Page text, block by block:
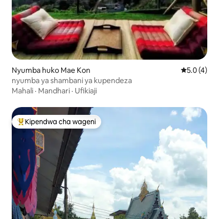
Nyumba huko Mae Kon Ukadiriaji
5.0 (4)
nyumba ya shambani ya kupendeza
Mahali · Mandhari · Ufikiaji
Kipendwa maarufu cha wageni
Kipendwa cha wageni